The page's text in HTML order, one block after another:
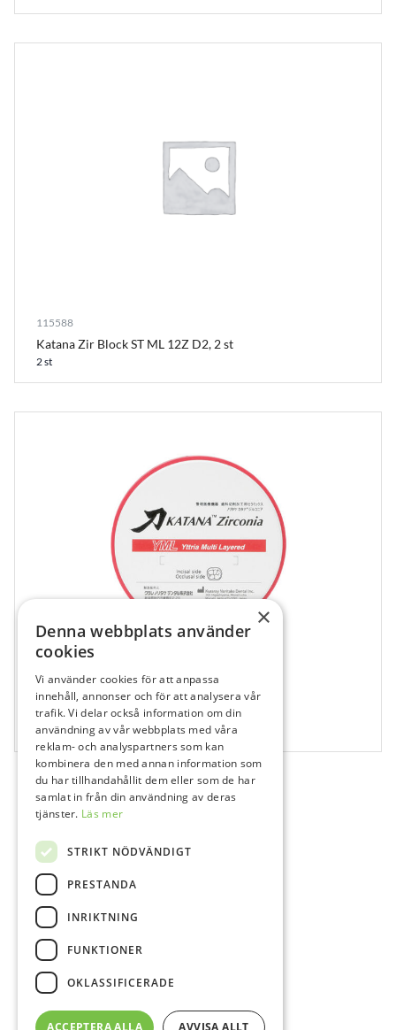
115588
Katana Zir Block ST ML 12Z D2, 2 st
2 st
140175
Katana Zr Yml D3 Collar / T:14mm
1 st
×
Denna webbplats använder
cookies
Vi använder cookies för att anpassa
innehåll, annonser och för att analysera vår
trafik. Vi delar också information om din
användning av vår webbplats med våra
reklam- och analyspartners som kan
kombinera den med annan information som
du har tillhandahållit dem eller som de har
samlat in från din användning av deras
tjänster. Läs mer
STRIKT NÖDVÄNDIGT
PRESTANDA
INRIKTNING
FUNKTIONER
OKLASSIFICERADE
ACCEPTERA ALLA AVVISA ALLT